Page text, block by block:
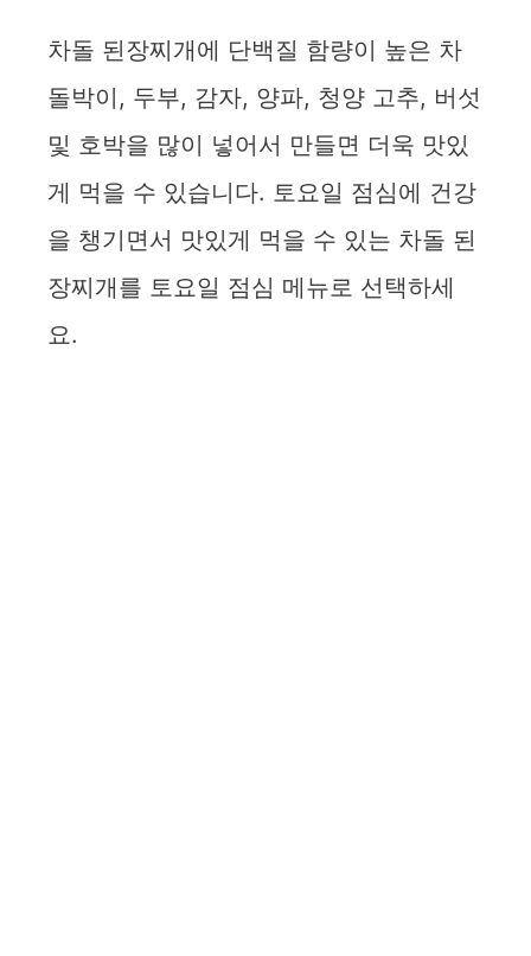
차돌 된장찌개에 단백질 함량이 높은 차
돌박이, 두부, 감자, 양파, 청양 고추, 버섯
및 호박을 많이 넣어서 만들면 더욱 맛있
게 먹을 수 있습니다. 토요일 점심에 건강
을 챙기면서 맛있게 먹을 수 있는 차돌 된
장찌개를 토요일 점심 메뉴로 선택하세
요.